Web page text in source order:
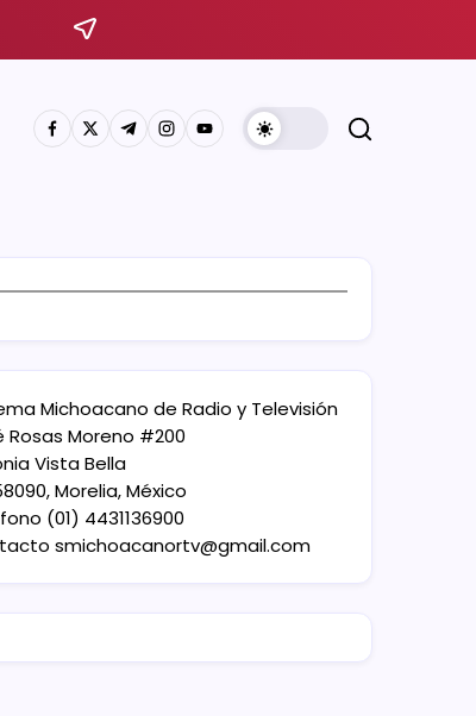
Michoacano de Radio y Televisión
Rosas Moreno #200
Vista Bella
Morelia, México
(01) 4431136900
smichoacanortv@gmail.com